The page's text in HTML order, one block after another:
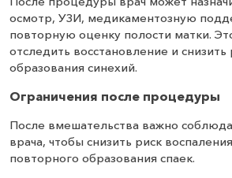
осмотр, УЗИ, медикаментозную
повторную оценку полости матки.
отследить восстановление и
образования синехий.
Ограничения после процедуры
После вмешательства важно
врача, чтобы снизить риск
повторного образования спаек.